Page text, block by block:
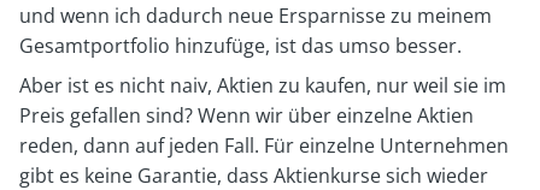
und wenn ich dadurch neue Ersparnisse zu meinem
Gesamtportfolio hinzufüge, ist das umso besser.
Aber ist es nicht naiv, Aktien zu kaufen, nur weil sie im
Preis gefallen sind? Wenn wir über einzelne Aktien
reden, dann auf jeden Fall. Für einzelne Unternehmen
gibt es keine Garantie, dass Aktienkurse sich wieder